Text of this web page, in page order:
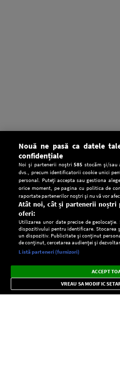
Setări:
Dark
Mode
Radio live, podcasturi, știri și
importante.
Nouă ne pasă ca datele
confidențiale
Noi și partenerii noștri585 stocăm și/sau
dvs., precum identificatorii cookie unici
personal. Puteți accepta sau gestiona
orice moment, pe pagina cu politica de
raportate partenerilor noștri și nu vă vor
Atât noi, cât și partenerii noștri
oferi:
Utilizarea unor date precise de
dispozitivului pentru identificare. Stocarea
un dispozitiv. Publicitate și conținut
de conținut, cercetarea audienței și
Listă parteneri (furnizori)
ACCEPT
VREAU SA MODIFIC